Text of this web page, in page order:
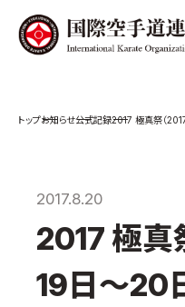
大
松
極
お知らせ公式記録2017 極真祭（
2017.8.20
2017 極真
19日～20